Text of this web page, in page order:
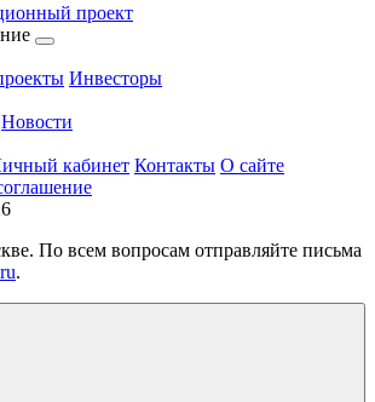
проект
Инвесторы
Новости
кабинет Контакты О сайте
По всем вопросам отправляйте письма
.